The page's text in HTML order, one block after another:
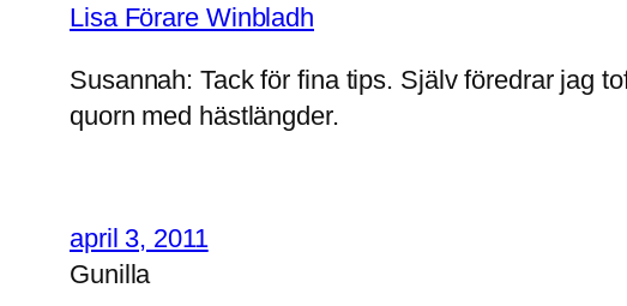
Lisa Förare Winbladh
Susannah: Tack för fina tips. Själv föredrar jag
quorn med hästlängder.
april 3, 2011
Gunilla